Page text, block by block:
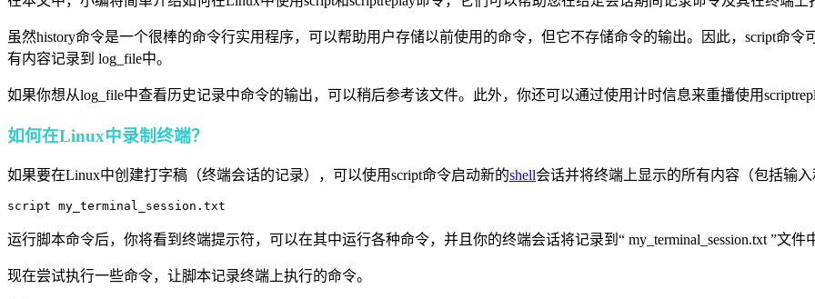
虽然history命令是一个很棒的命令行实用程序，可以帮助用户存储以前使用的命令，但它不存储命令的输出。因此，script命
有内容记录到 log_file中。
如果你想从log_file中查看历史记录中命令的输出，可以稍后参考该文件。此外，你还可以通过使用计时信息来重播使用
如何在Linux中录制终端？
如果要在Linux中创建打字稿（终端会话的记录），可以使用script命令启动新的shell会话并将终端上显示的所有内容（包括输
script my_terminal_session.txt
运行脚本命令后，你将看到终端提示符，可以在其中运行各种命令，并且你的终端会话将记录到“ my_terminal_session.txt ”文件
现在尝试执行一些命令，让脚本记录终端上执行的命令。